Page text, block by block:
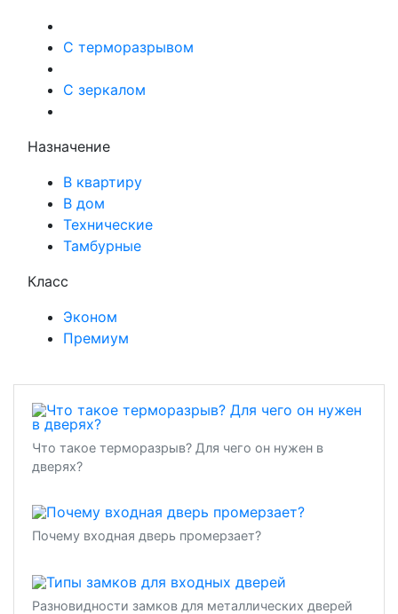
С терморазрывом
С зеркалом
Назначение
В квартиру
В дом
Технические
Тамбурные
Класс
Эконом
Премиум
Что такое терморазрыв? Для чего он нужен в
дверях?
Почему входная дверь промерзает?
Разновидности замков для металлических дверей